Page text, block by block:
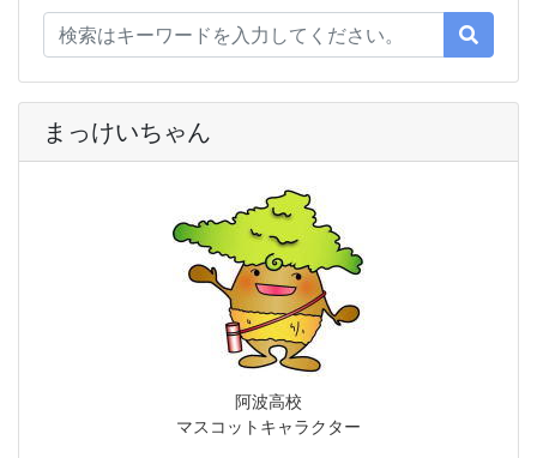
まっけいちゃん
阿波高校
マスコットキャラクター